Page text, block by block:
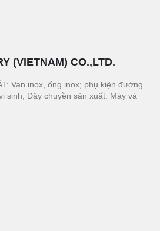
(VIETNAM) CO.,LTD.
Van inox, ống inox; phụ kiện đường
sinh; Dây chuyền sản xuất: Máy và